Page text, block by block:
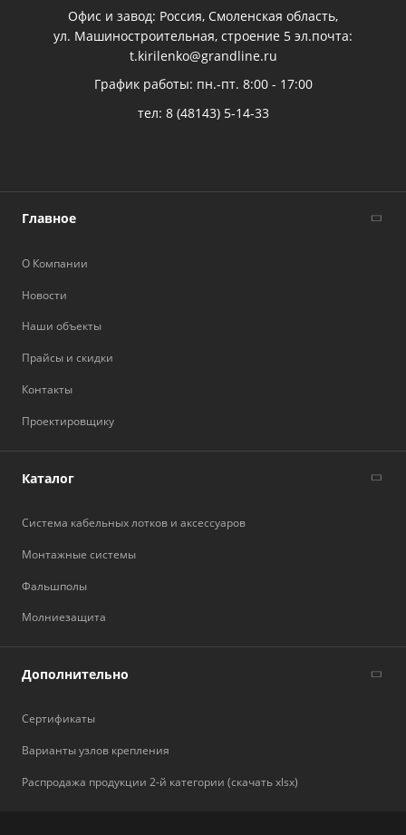
Главное
О Компании
Новости
Наши объекты
Прайсы и скидки
Контакты
Проектировщику
Каталог
Система кабельных лотков и аксессуаров
Монтажные системы
Фальшполы
Молниезащита
Дополнительно
Сертификаты
Варианты узлов крепления
Распродажа продукции 2-й категории (скачать xlsx)
Офис и завод: Россия, Смоленская область,
ул. Машиностроительная, строение 5 эл.почта:
t.kirilenko@grandline.ru
График работы: пн.-пт. 8:00 - 17:00
тел: 8 (48143) 5-14-33